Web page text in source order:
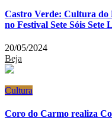
Castro Verde: Cultura do
no Festival Sete Sóis Sete
20/05/2024
Beja
Cultura
Coro do Carmo realiza